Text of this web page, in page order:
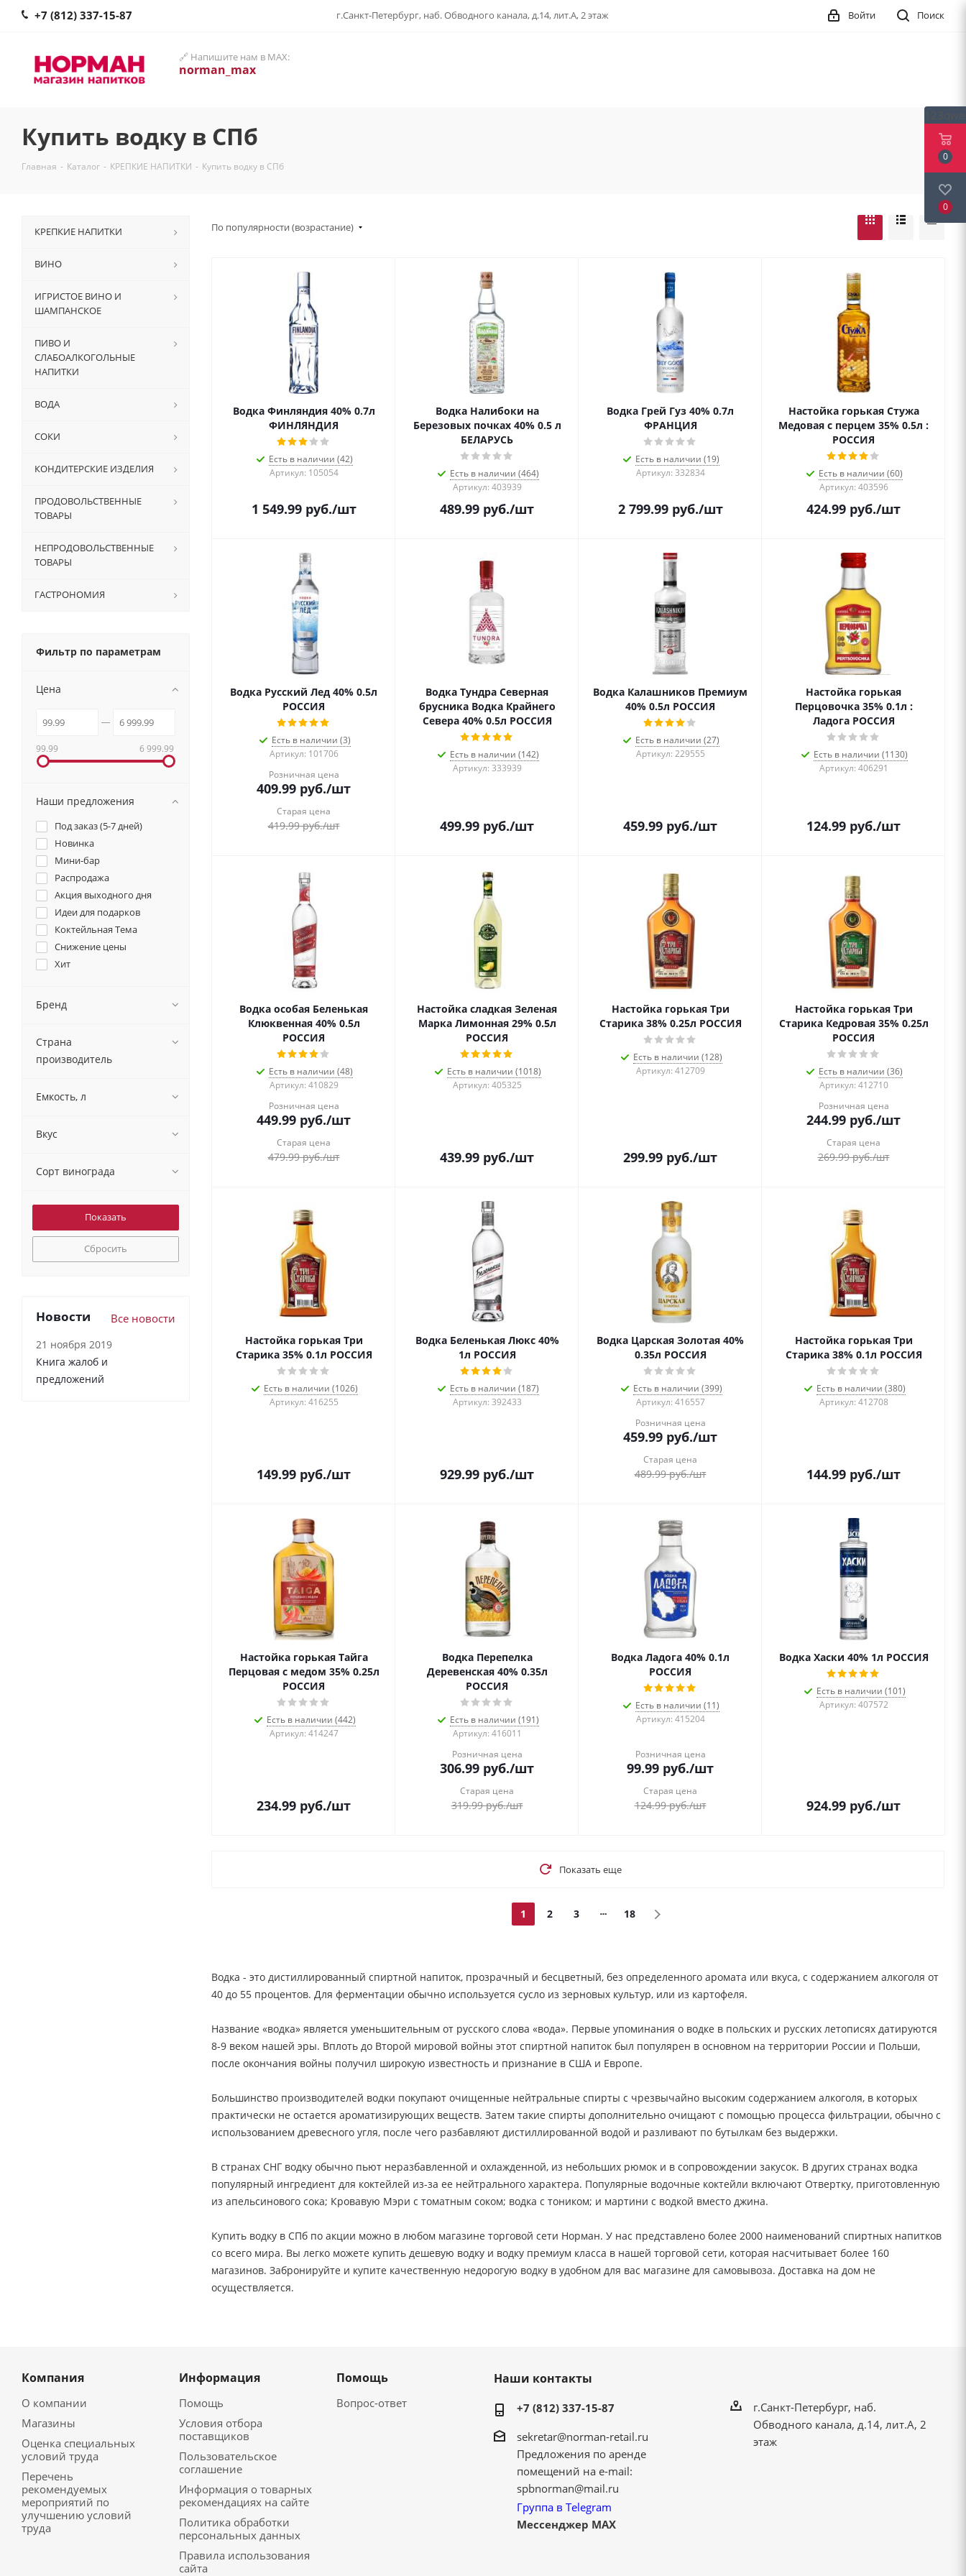
+7 (812) 337-15-87 г.Санкт-Петербург, наб. Обводного канала, д.14, лит.А, 2 этаж Поиск
Войти
🔗 Напишите нам в MAX:
norman_max
Купить водку в СПб
Главная - Каталог - КРЕПКИЕ НАПИТКИ - Купить водку в СПб
По популярности (возрастание)
Водка Финляндия 40% 0.7л
ФИНЛЯНДИЯ
Есть в наличии (42)
Артикул: 105054
1 549.99руб./шт
Водка Налибоки на
Березовых почках 40% 0.5 л
БЕЛАРУСЬ
Есть в наличии (464)
Артикул: 403939
489.99 руб./шт
Водка Грей Гуз 40% 0.7л
ФРАНЦИЯ
Есть в наличии (19)
Артикул: 332834
2 799.99руб./шт
Настойка горькая Стужа
Медовая с перцем 35% 0.5л :
РОССИЯ
Есть в наличии (60)
Артикул: 403596
424.99 руб./шт
Водка Русский Лед 40% 0.5л
РОССИЯ
Есть в наличии (3)
Артикул: 101706
Розничная цена
409.99 руб./шт
Старая цена
419.99руб./шт
Водка Тундра Северная
брусника Водка Крайнего
Севера 40% 0.5л РОССИЯ
Есть в наличии (142)
Артикул: 333939
499.99 руб./шт
Водка Калашников Премиум
40% 0.5л РОССИЯ
Есть в наличии (27)
Артикул: 229555
459.99 руб./шт
Настойка горькая
Перцовочка 35% 0.1л :
Ладога РОССИЯ
Есть в наличии (1130)
Артикул: 406291
124.99 руб./шт
Водка особая Беленькая
Клюквенная 40% 0.5л
РОССИЯ
Есть в наличии (48)
Артикул: 410829
Розничная цена
449.99 руб./шт
Старая цена
479.99руб./шт
Настойка сладкая Зеленая
Марка Лимонная 29% 0.5л
РОССИЯ
Есть в наличии (1018)
Артикул: 405325
439.99 руб./шт
Настойка горькая Три
Старика 38% 0.25л РОССИЯ
Есть в наличии (128)
Артикул: 412709
299.99 руб./шт
Настойка горькая Три
Старика Кедровая 35% 0.25л
РОССИЯ
Есть в наличии (36)
Артикул: 412710
Розничная цена
244.99 руб./шт
Старая цена
269.99руб./шт
Настойка горькая Три
Старика 35% 0.1л РОССИЯ
Есть в наличии (1026)
Артикул: 416255
149.99 руб./шт
Водка Беленькая Люкс 40%
1л РОССИЯ
Есть в наличии (187)
Артикул: 392433
929.99 руб./шт
Водка Царская Золотая 40%
0.35л РОССИЯ
Есть в наличии (399)
Артикул: 416557
Розничная цена
459.99 руб./шт
Старая цена
489.99руб./шт
Настойка горькая Три
Старика 38% 0.1л РОССИЯ
Есть в наличии (380)
Артикул: 412708
144.99 руб./шт
Настойка горькая Тайга
Перцовая с медом 35% 0.25л
РОССИЯ
Есть в наличии (442)
Артикул: 414247
234.99 руб./шт
Водка Перепелка
Деревенская 40% 0.35л
РОССИЯ
Есть в наличии (191)
Артикул: 416011
Розничная цена
306.99 руб./шт
Старая цена
319.99руб./шт
Водка Ладога 40% 0.1л
РОССИЯ
Есть в наличии (11)
Артикул: 415204
Розничная цена
99.99 руб./шт
Старая цена
124.99руб./шт
Водка Хаски 40% 1л РОССИЯ
Есть в наличии (101)
Артикул: 407572
924.99 руб./шт
Показать еще
1 2 3 18
Водка - это дистиллированный спиртной напиток, прозрачный и бесцветный, без определенного аромата или вкуса, с содержанием алкоголя от
40 до 55 процентов. Для ферментации обычно используется сусло из зерновых культур, или из картофеля.
Название «водка» является уменьшительным от русского слова «вода». Первые упоминания о водке в польских и русских летописях датируются
8-9 веком нашей эры. Вплоть до Второй мировой войны этот спиртной напиток был популярен в основном на территории России и Польши,
после окончания войны получил широкую известность и признание в США и Европе.
Большинство производителей водки покупают очищенные нейтральные спирты с чрезвычайно высоким содержанием алкоголя, в которых
практически не остается ароматизирующих веществ. Затем такие спирты дополнительно очищают с помощью процесса фильтрации, обычно с
использованием древесного угля, после чего разбавляют дистиллированной водой и разливают по бутылкам без выдержки.
В странах СНГ водку обычно пьют неразбавленной и охлажденной, из небольших рюмок и в сопровождении закусок. В других странах водка
популярный ингредиент для коктейлей из-за ее нейтрального характера. Популярные водочные коктейли включают Отвертку, приготовленную
из апельсинового сока; Кровавую Мэри с томатным соком; водка с тоником; и мартини с водкой вместо джина.
Купить водку в СПб по акции можно в любом магазине торговой сети Норман. У нас представлено более 2000 наименований спиртных напитков
со всего мира. Вы легко можете купить дешевую водку и водку премиум класса в нашей торговой сети, которая насчитывает более 160
магазинов. Забронируйте и купите качественную недорогую водку в удобном для вас магазине для самовывоза. Доставка на дом не
осуществляется.
КРЕПКИЕ НАПИТКИ
ВИНО
ИГРИСТОЕ ВИНО И
ШАМПАНСКОЕ
ПИВО И
СЛАБОАЛКОГОЛЬНЫЕ
НАПИТКИ
ВОДА
СОКИ
КОНДИТЕРСКИЕ ИЗДЕЛИЯ
ПРОДОВОЛЬСТВЕННЫЕ
ТОВАРЫ
НЕПРОДОВОЛЬСТВЕННЫЕ
ТОВАРЫ
ГАСТРОНОМИЯ
Фильтр по параметрам
Цена
99.99 6 999.99
Наши предложения
Под заказ (5-7 дней)
Новинка
Мини-бар
Распродажа
Акция выходного дня
Идеи для подарков
Коктейльная Тема
Снижение цены
Хит
Бренд
Страна
производитель
Емкость, л
Вкус
Сорт винограда
Сбросить
Новости Все новости
21 ноября 2019
Книга жалоб и
предложений
Компания
О компании
Магазины
Оценка специальных
условий труда
Перечень
рекомендуемых
мероприятий по
улучшению условий
труда
Информация
Помощь
Условия отбора
поставщиков
Пользовательское
соглашение
Информация о товарных
рекомендациях на сайте
Политика обработки
персональных данных
Правила использования
сайта
Помощь
Вопрос-ответ
Наши контакты
+7 (812) 337-15-87
sekretar@norman-retail.ru
Предложения по аренде
помещений на e-mail:
spbnorman@mail.ru
Группа в Telegram
Мессенджер MAX
г.Санкт-Петербург, наб.
Обводного канала, д.14, лит.А, 2
этаж
0
0